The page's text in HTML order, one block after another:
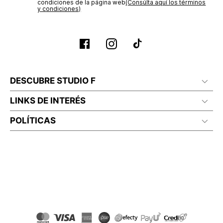
No lavado en seco
condiciones de la página web‎(Consúlta aquí los términos
y condiciones)
DESCUBRE STUDIO F
LINKS DE INTERÉS
POLÍTICAS